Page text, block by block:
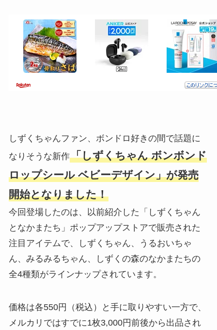
しずくちゃんファン、ボンドロ好きの間で話題に
なりそうな新作「しずくちゃん ボンボンド
ロップシール ベビーデザイン」が発売
開始となりました！
今回登場したのは、以前紹介した「しずくちゃん
となかまたち」ポップアップストアで販売された
注目アイテムで、しずくちゃん、うるおいちゃ
ん、みるみるちゃん、しずくの森のなかまたちの
全4種類がラインナップされています。
価格は各550円（税込）と手に取りやすい一方で、
メルカリではすでに1枚3,000円前後から出品され